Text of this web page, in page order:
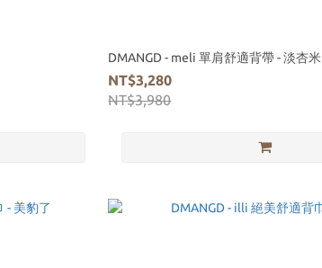
DMANGD - meli 單肩舒適背帶 - 淡杏米
NT$3,280
NT$3,980